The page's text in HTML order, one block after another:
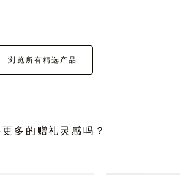
浏览所有精选产品
多的赠礼灵感吗？